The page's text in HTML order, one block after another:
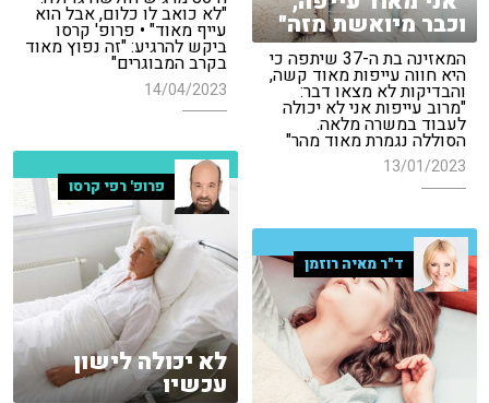
"לא כואב לו כלום, אבל הוא
עייף מאוד" • פרופ' קרסו
ביקש להרגיע: "זה נפוץ מאוד
בקרב המבוגרים"
14/04/2023
וכבר מיואשת מזה"
המאזינה בת ה-37 שיתפה כי
היא חווה עייפות מאוד קשה,
והבדיקות לא מצאו דבר:
"מרוב עייפות אני לא יכולה
לעבוד במשרה מלאה.
הסוללה נגמרת מאוד מהר"
13/01/2023
פרופ' רפי קרסו
לא יכולה לישון
עכשיו
ד"ר מאיה רוזמן